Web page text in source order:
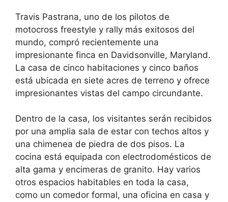
Travis Pastrana, uno de los pilotos de
motocross freestyle y rally más exitosos del
mundo, compró recientemente una
impresionante finca en Davidsonville, Maryland.
La casa de cinco habitaciones y cinco baños
está ubicada en siete acres de terreno y ofrece
impresionantes vistas del campo circundante.
Dentro de la casa, los visitantes serán recibidos
por una amplia sala de estar con techos altos y
una chimenea de piedra de dos pisos. La
cocina está equipada con electrodomésticos de
alta gama y encimeras de granito. Hay varios
otros espacios habitables en toda la casa,
como un comedor formal, una oficina en casa y